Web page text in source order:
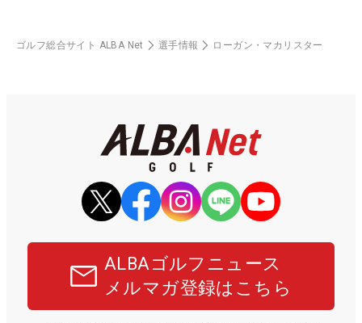
ゴルフ総合サイト ALBA Net 選手情報 ローガン・マカリスター
ALBAゴルフニュース
メルマガ登録はこちら